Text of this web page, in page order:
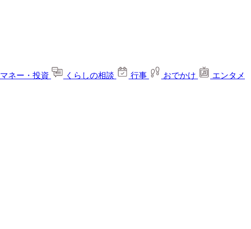
マネー・投資 くらしの相談 行事 おでかけ
エンタメ